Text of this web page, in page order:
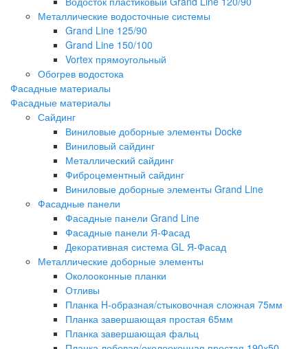
Металлические водосточные системы
Grand Line 125/90
Grand Line 150/100
Vortex прямоугольный
Обогрев водостока
Фасадные материалы
Фасадные материалы
Сайдинг
Виниловые доборные элементы Docke
Виниловый сайдинг
Металлический сайдинг
Фиброцементный сайдинг
Виниловые доборные элементы Grand Line
Фасадные панели
Фасадные панели Grand Line
Фасадные панели Я-Фасад
Декоративная система GL Я-Фасад
Металлические доборные элементы
Околооконные планки
Отливы
Планка H-образная/стыковочная сложная 75мм
Планка завершающая простая 65мм
Планка завершающая фальц